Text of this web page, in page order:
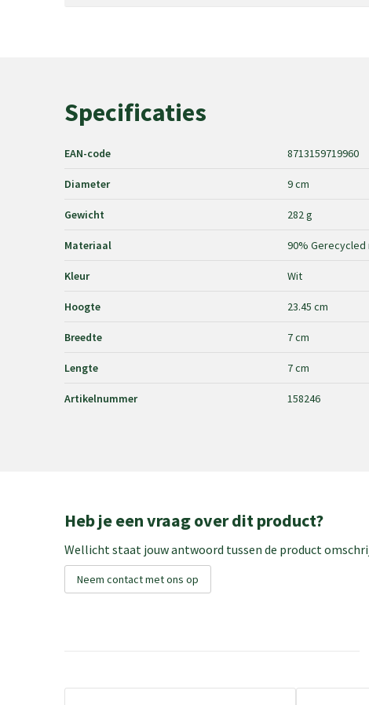
Specificaties
EAN-code 8713159719960
Diameter 9 cm
Gewicht 282 g
Materiaal 90%
Kleur Wit
Hoogte 23.45 cm
Breedte 7 cm
Lengte 7 cm
Artikelnummer 158246
Heb je een vraag over dit product?
Wellicht staat jouw antwoord tussen de product
Neem contact met ons op